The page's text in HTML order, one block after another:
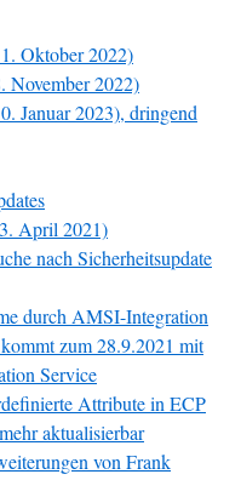
Oktober 2022)
November 2022)
Januar 2023), dringend
April 2021)
nach Sicherheitsupdate
durch AMSI-Integration
zum 28.9.2021 mit
Service
Attribute in ECP
aktualisierbar
von Frank